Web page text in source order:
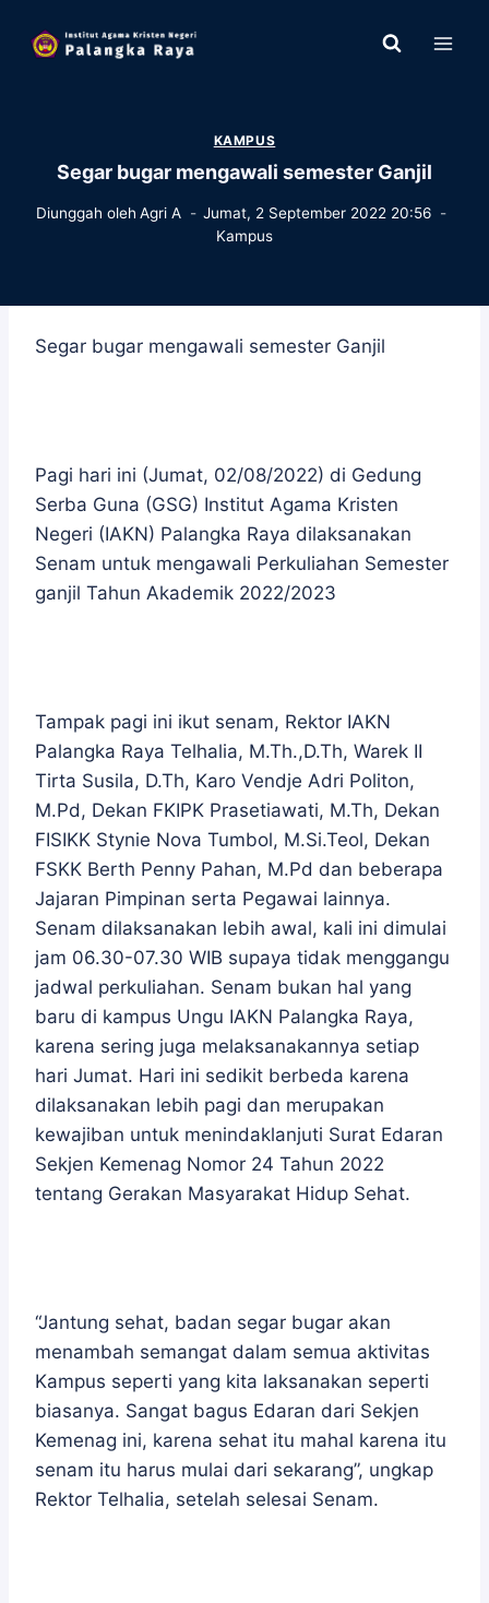
KAMPUS
Segar bugar mengawali semester Ganjil
Diunggah oleh Agri A
Jumat, 2 September 2022 20:56
Kampus
Segar bugar mengawali semester Ganjil
Pagi hari ini (Jumat, 02/08/2022) di Gedung
Serba Guna (GSG) Institut Agama Kristen
Negeri (IAKN) Palangka Raya dilaksanakan
Senam untuk mengawali Perkuliahan Semester
ganjil Tahun Akademik 2022/2023
Tampak pagi ini ikut senam, Rektor IAKN
Palangka Raya Telhalia, M.Th.,D.Th, Warek II
Tirta Susila, D.Th, Karo Vendje Adri Politon,
M.Pd, Dekan FKIPK Prasetiawati, M.Th, Dekan
FISIKK Stynie Nova Tumbol, M.Si.Teol, Dekan
FSKK Berth Penny Pahan, M.Pd dan beberapa
Jajaran Pimpinan serta Pegawai lainnya.
Senam dilaksanakan lebih awal, kali ini dimulai
jam 06.30-07.30 WIB supaya tidak menggangu
jadwal perkuliahan. Senam bukan hal yang
baru di kampus Ungu IAKN Palangka Raya,
karena sering juga melaksanakannya setiap
hari Jumat. Hari ini sedikit berbeda karena
dilaksanakan lebih pagi dan merupakan
kewajiban untuk menindaklanjuti Surat Edaran
Sekjen Kemenag Nomor 24 Tahun 2022
tentang Gerakan Masyarakat Hidup Sehat.
“Jantung sehat, badan segar bugar akan
menambah semangat dalam semua aktivitas
Kampus seperti yang kita laksanakan seperti
biasanya. Sangat bagus Edaran dari Sekjen
Kemenag ini, karena sehat itu mahal karena itu
senam itu harus mulai dari sekarang”, ungkap
Rektor Telhalia, setelah selesai Senam.